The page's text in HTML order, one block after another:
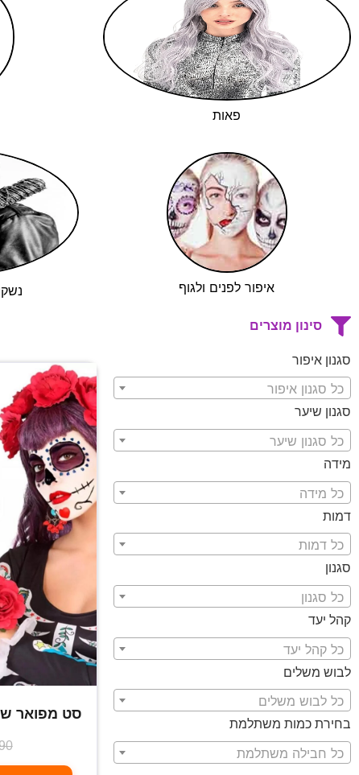
פאות
איפור לפנים ולגוף
סינון מוצרים
סגנון איפור
כל סגנון איפור
סגנון שיער
כל סגנון שיער
מידה
כל מידה
דמות
כל דמות
סגנון
כל סגנון
קהל יעד
כל קהל יעד
לבוש משלים
כל לבוש משלים
בחירת כמות משתלמת
כל חבילה משתלמת
סט מפואר